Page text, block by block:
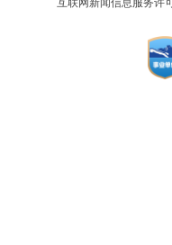
互联网新闻信息服务许